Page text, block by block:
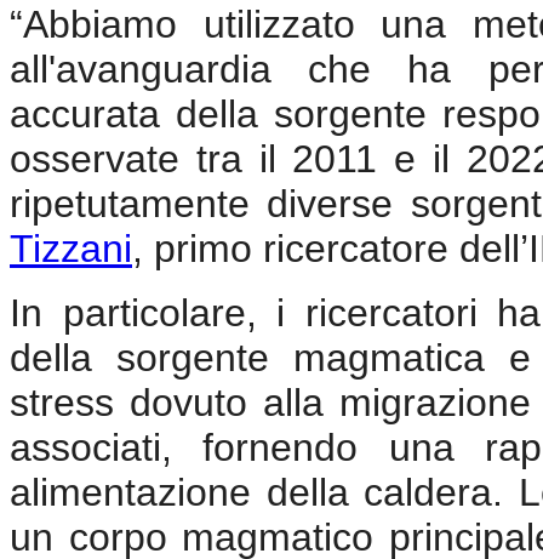
“Abbiamo utilizzato una
all'avanguardia che ha
accurata della sorgente
osservate tra il 2011 e il
ripetutamente diverse
Tizzani, primo ricercatore
In particolare, i ricercatori
della sorgente magmatica
stress dovuto alla
associati, fornendo una
alimentazione della caldera.
un corpo magmatico